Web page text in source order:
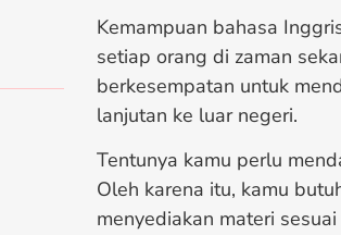
Kemampuan bahasa
setiap orang di zaman
berkesempatan untuk
lanjutan ke luar negeri.
Tentunya kamu perlu
Oleh karena itu, kamu
menyediakan materi